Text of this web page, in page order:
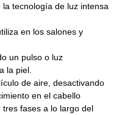
tecnología de luz intensa
en los salones y
un pulso o luz
la piel.
de aire, desactivando
en el cabello
fases a lo largo del